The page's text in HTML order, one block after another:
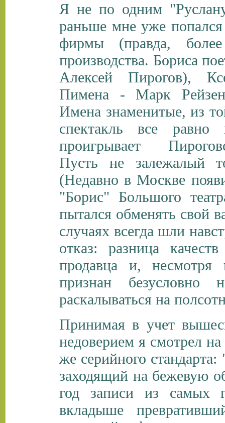
Я не по одним
раньше мне уже
фирмы (правда,
производства. Бориса
Алексей Пирогов),
Пимена - Марк
Имена знаменитые, из
спектакль все
проигрывает
Пусть не залежалый
(Недавно в Москве
"Борис" Большого
пытался обменять свой
случаях всегда шли
отказ: разница
продавца и,
признан безусловно
раскалываться на
Принимая в учет
недоверием я смотрел
же серийного
заходящий на бежевую
год записи из самых
вкладыше